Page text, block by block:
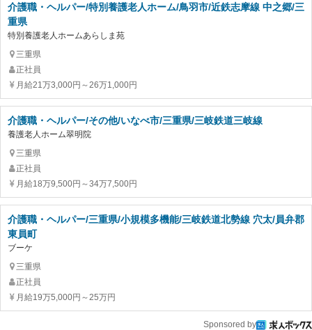
介護職・ヘルパー/特別養護老人ホーム/鳥羽市/近鉄志摩線 中之郷/三
重県
特別養護老人ホームあらしま苑
三重県
正社員
月給21万3,000円～26万1,000円
介護職・ヘルパー/その他/いなべ市/三重県/三岐鉄道三岐線
養護老人ホーム翠明院
三重県
正社員
月給18万9,500円～34万7,500円
介護職・ヘルパー/三重県/小規模多機能/三岐鉄道北勢線 穴太/員弁郡
東員町
ブーケ
三重県
正社員
月給19万5,000円～25万円
Sponsored by